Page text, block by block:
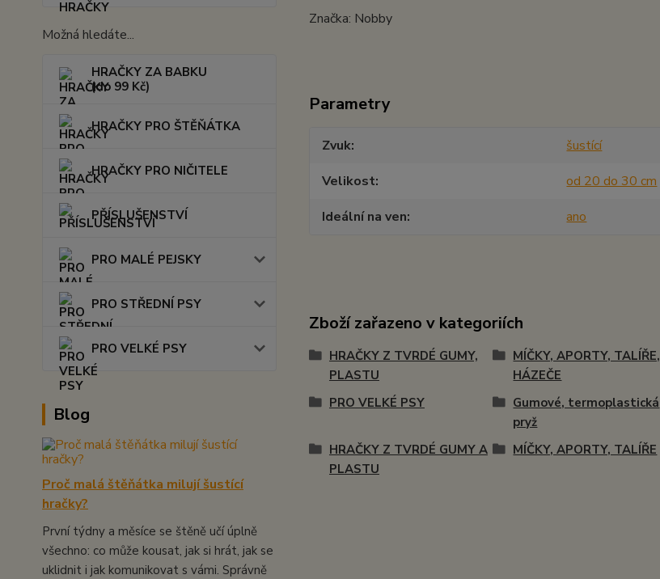
Možná hledáte...
HRAČKY ZA BABKU
(do 99 Kč)
HRAČKY PRO ŠTĚŇÁTKA
HRAČKY PRO NIČITELE
PŘÍSLUŠENSTVÍ
PRO MALÉ PEJSKY
PRO STŘEDNÍ PSY
PRO VELKÉ PSY
Blog
Proč malá štěňátka milují šustící
hračky?
První týdny a měsíce se štěně učí úplně
všechno: co může kousat, jak si hrát, jak se
uklidnit i jak komunikovat s vámi. Správně
Značka: Nobby
Parametry
Zvuk
šustící
Velikost
od 20 do 30 cm
Ideální na ven
ano
Zboží zařazeno v kategoriích
HRAČKY Z TVRDÉ GUMY,
PLASTU
MÍČKY, APORTY, TALÍŘE,
HÁZEČE
PRO VELKÉ PSY
Gumové, termoplastická
pryž
HRAČKY Z TVRDÉ GUMY A
PLASTU
MÍČKY, APORTY, TALÍŘE